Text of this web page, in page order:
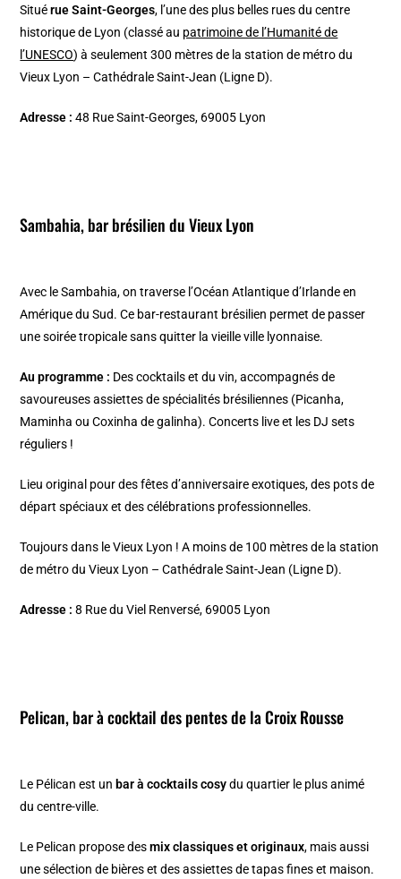
Situérue Saint-Georges, l’une des plus belles rues du centre
historique de Lyon (classé au patrimoine de l’Humanité de
l’UNESCO) à seulement 300 mètres de la station de métro du
Vieux Lyon – Cathédrale Saint-Jean (Ligne D).
Adresse :48 Rue Saint-Georges, 69005 Lyon
Sambahia, bar brésilien du Vieux Lyon
Avec le Sambahia, on traverse l’Océan Atlantique d’Irlande en
Amérique du Sud. Ce bar-restaurant brésilien permet de passer
une soirée tropicale sans quitter la vieille ville lyonnaise.
Au programme : Des cocktails et du vin, accompagnés de
savoureuses assiettes de spécialités brésiliennes (Picanha,
Maminha ou Coxinha de galinha). Concerts live et les DJ sets
réguliers !
Lieu original pour des fêtes d’anniversaire exotiques, des pots de
départ spéciaux et des célébrations professionnelles.
Toujours dans le Vieux Lyon ! A moins de 100 mètres de la station
de métro du Vieux Lyon – Cathédrale Saint-Jean (Ligne D).
Adresse :8 Rue du Viel Renversé, 69005 Lyon
Pelican, bar à cocktail des pentes de la Croix Rousse
Le Pélican est un bar à cocktails cosydu quartier le plus animé
du centre-ville.
Le Pelican propose desmix classiques et originaux, mais aussi
une sélection de bières et des assiettes de tapas fines et maison.